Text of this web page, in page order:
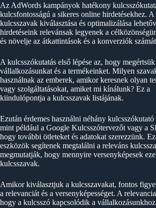
Az AdWords kampányok hatékony
kulcsfontosságú a sikeres online hirdetésekhez.
kulcsszavak kiválasztása és optimalizálása
hirdetéseink relevánsak legyenek a
és növelje az átkattintások és a konverziók
A kulcsszókutatás első lépése az, hogy megértsük
vállalkozásunkat és a termékeinket. Milyen
használnak az emberek, amikor keresnek olyan
vagy szolgáltatásokat, amiket mi kínálunk? Ez a
kiindulópontja a kulcsszavak listájának.
Ezután érdemes használni néhány kulcsszókutató
mint például a Google Kulcsszótervezőt vagy a
hogy további ötleteket és adatokat szerezzünk.
eszközök segítenek megtalálni a releváns
megmutatják, hogy mennyire versenyképesek
kulcsszavak.
Amikor kiválasztjuk a kulcsszavakat, fontos
a relevanciát és a versenyképességet. A
hogy a kulcsszó kapcsolódik a vállalkozásunkhoz